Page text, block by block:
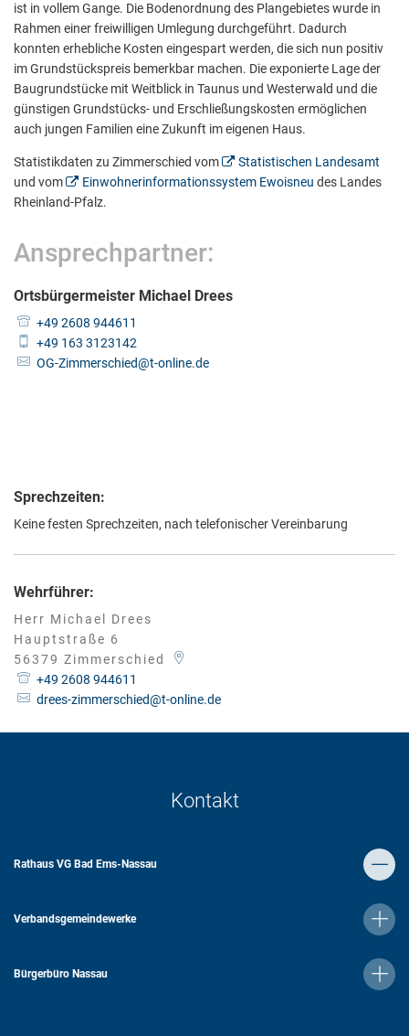
ist in vollem Gange. Die Bodenordnung des Plangebietes wurde in
Rahmen einer freiwilligen Umlegung durchgeführt. Dadurch
konnten erhebliche Kosten eingespart werden, die sich nun positiv
im Grundstückspreis bemerkbar machen. Die exponierte Lage der
Baugrundstücke mit Weitblick in Taunus und Westerwald und die
günstigen Grundstücks- und Erschließungskosten ermöglichen
auch jungen Familien eine Zukunft im eigenen Haus.
Statistikdaten zu Zimmerschied vom
Statistischen Landesamt
und vom
Einwohnerinformationssystem Ewoisneu des Landes
Rheinland-Pfalz.
Ansprechpartner:
Ortsbürgermeister Michael Drees
+49 2608 944611
+49 163 3123142
OG-Zimmerschied@t-online.de
Sprechzeiten:
Keine festen Sprechzeiten, nach telefonischer Vereinbarung
Wehrführer:
Herr Michael Drees
Hauptstraße 6
56379 Zimmerschied
+49 2608 944611
drees-zimmerschied@t-online.de
Kontakt
Rathaus VG Bad Ems-Nassau
Verbandsgemeindewerke
Bürgerbüro Nassau